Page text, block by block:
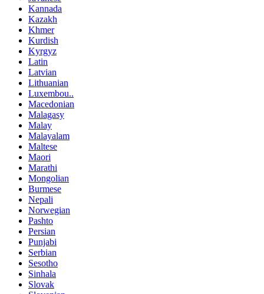
Kannada
Kazakh
Khmer
Kurdish
Kyrgyz
Latin
Latvian
Lithuanian
Luxembou..
Macedonian
Malagasy
Malay
Malayalam
Maltese
Maori
Marathi
Mongolian
Burmese
Nepali
Norwegian
Pashto
Persian
Punjabi
Serbian
Sesotho
Sinhala
Slovak